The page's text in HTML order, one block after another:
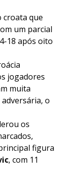
croata que
um parcial
18 após oito
jogadores
muita
o
os
figura
, com 11